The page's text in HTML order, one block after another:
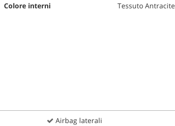
Colore interni
Tessuto Antracite
Airbag laterali